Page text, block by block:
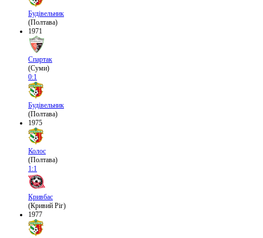
Будівельник
(Полтава)
1971
Спартак
(Суми)
0:1
Будівельник
(Полтава)
1975
Колос
(Полтава)
1:1
Кривбас
(Кривий Ріг)
1977